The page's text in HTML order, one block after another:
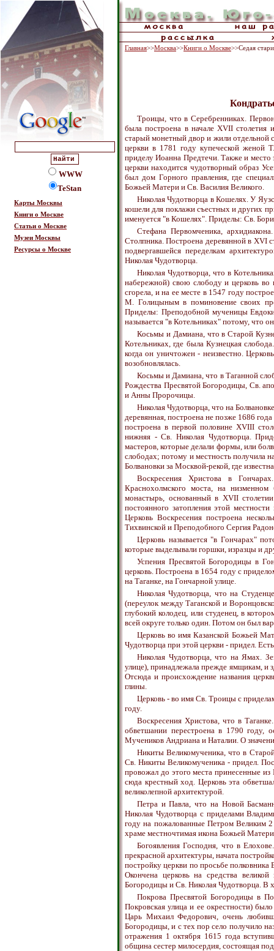
WWW
TeStan
Карты Москвы
Книги о Москве
Статьи о Москве
Музеи Москвы
Ресурсы о Москве
Главная>>Москва>>Книги о Москве>>Седая
Троицы, что в Серебренниках.
была построена в начале XVII
старый монетный двор и жили отдельной
церкви в 1781 году купеческой женой
приделу Иоанна Предтечи. Также и место
церкви находится чудотворный образ
был дом Горного правления, где
Божьей Матери и Св. Василия Великого.
Николая Чудотворца в Кошелях. У
кошели для поклажи съестных и других
именуется "в Кошелях". Приделы: Св.
Стефана Первомченика,
Столпника. Построена деревянной в XVI
подвергавшейся переделкам
Николая Чудотворца.
Николая Чудотворца, что в
набережной) свою слободу и церковь
сгорела, и на ее месте в 1547 году
М. Голицыным в поминовение своих
Приделы: Преподобной мученицы
называется "в Котельниках" потому, что
Косьмы и Дамиана, что в Старой
Котельниках, где была Кузнецкая
когда он уничтожен - неизвестно.
возобновлялась.
Косьмы и Дамиана, что в Таганной
Рождества Пресвятой Богородицы, Св.
и Анны Пророчицы.
Николая Чудотворца, что на
деревянная, построена не позже 1686
построена в первой половине XVIII
нижняя - Св. Николая Чудотворца.
мастеров, которые делали формы, или
слободах; потому и местность получила
Болвановки за Москвой-рекой, где
Воскресения Христова в
Краснохолмского моста, на
монастырь, основанный в XVII
постоянного затопления этой
Церковь Воскресения построена
Тихвинской и Преподобного Сергия
Церковь называется "в Гончарах"
которые выделывали горшки, изразцы и
Успения Пресвятой Богородицы в
церковь. Построена в 1654 году с
на Таганке, на Гончарной улице.
Николая Чудотворца, что на
(переулок между Таганской и
глубокий колодец, или студенец, в
всей округе только один. Потом он был
Церковь во имя Казанской Божьей
Чудотворца при этой церкви - придел.
Николая Чудотворца, что на Ямах.
улице), принадлежала прежде ямщикам, и
Отсюда и происхождение названия
глины.
Церковь - во имя Св. Троицы с
году.
Воскресения Христова, что в
обветшании перестроена в 1790
Мучеников Андриана и Наталии. О
Никиты Великомученика, что в
Св. Никиты Великомученика - придел.
провожал до этого места принесенные
сюда крестный ход. Церковь эта
великолепной архитектурой.
Петра и Павла, что на Новой
Николая Чудотворца с приделами
году на пожалованные Петром Великим
храме местночтимая икона Божьей
Богоявления Господня, что в
прекрасной архитектуры, начата
постройку церкви по просьбе
Окончена церковь на средства
Богородицы и Св. Николая Чудотворца. В
Покрова Пресвятой Богородицы в
Покровская улица и ее окрестности)
Царь Михаил Федорович, очень
Богородицы, и с тех пор село получило
отражения 1 октября 1615 года
община сестер милосердия, состоящая